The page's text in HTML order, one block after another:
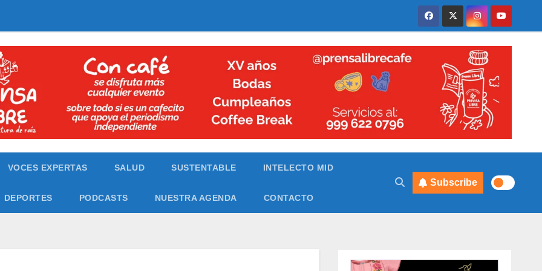
VOCES EXPERTAS SALUD SUSTENTABLE INTELECTO MID
DEPORTES PODCASTS NUESTRA AGENDA CONTACTO
Subscribe